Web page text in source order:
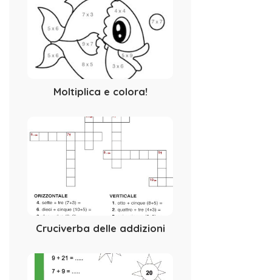
Moltiplica e colora!
Cruciverba delle addizioni